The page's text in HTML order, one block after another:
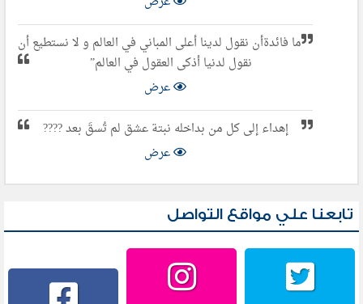
ما فائدةأن نقول لدينا أعلى المباني في العالم و لا نستطيع أن
نقول لدنيا أذكى العقول في العالم”
عرض
إهداء إلى كل من بداخله نبتة عشق لم تُسقَ بعد ????
عرض
تابعنا علي مواقع التواصل